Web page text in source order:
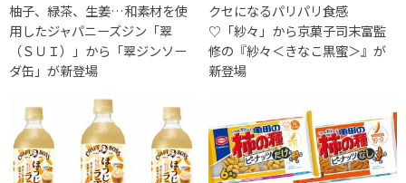
柚子、緑茶、生姜…和素材を使
用したジャパニーズジン「翠
（ＳＵＩ）」から「翠ジンソー
ダ缶」が新登場
クセになるパリパリ食感
♡「紗々」から京菓子司末富監
修の『紗々＜きなこ黒蜜＞』が
新登場